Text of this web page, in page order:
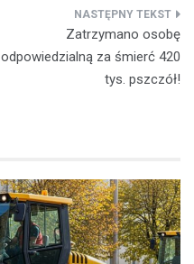
Zatrzymano osobę
odpowiedzialną za śmierć 420
tys. pszczół!